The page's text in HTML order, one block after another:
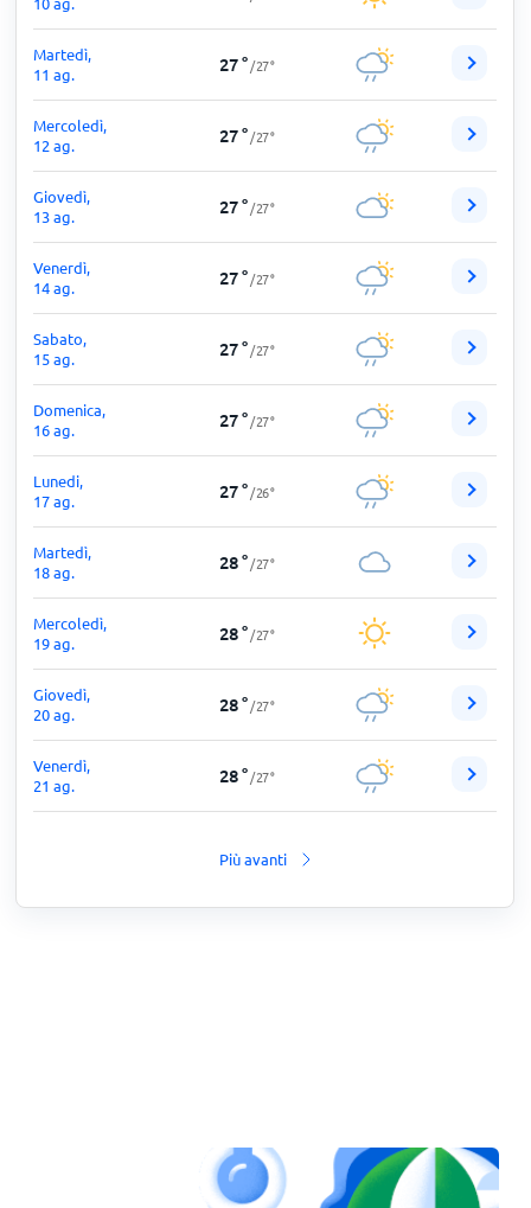
Martedì,
11 ag.
27° /27°
Mercoledì,
12 ag.
27° /27°
Giovedì,
13 ag.
27° /27°
Venerdì,
14 ag.
27° /27°
Sabato,
15 ag.
27° /27°
Domenica,
16 ag.
27° /27°
Lunedi,
17 ag.
27° /26°
Martedì,
18 ag.
28° /27°
Mercoledì,
19 ag.
28° /27°
Giovedì,
20 ag.
28° /27°
Venerdì,
21 ag.
28° /27°
Più avanti